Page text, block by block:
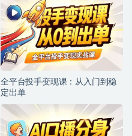
全平台投手变现课：从入门到稳
定出单